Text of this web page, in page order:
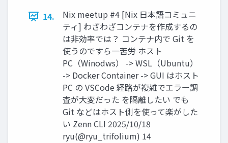
14.
Nix meetup #4 [Nix 日本語コミュニ
ティ] わざわざコンテナを作成するの
は非効率では？ コンテナ内で Git を
使うのですら一苦労 ホスト
PC（Winodws） -> WSL（Ubuntu）
-> Docker Container -> GUI はホスト
PC の VSCode 経路が複雑でエラー調
査が大変だった を隔離したい でも
Git などはホスト側を使って楽がした
い Zenn CLI 2025/10/18
ryu(@ryu_trifolium) 14